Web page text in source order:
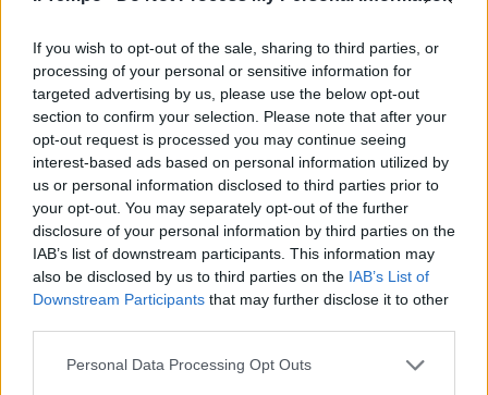
If you wish to opt-out of the sale, sharing to third parties, or
processing of your personal or sensitive information for
targeted advertising by us, please use the below opt-out
section to confirm your selection. Please note that after your
opt-out request is processed you may continue seeing
interest-based ads based on personal information utilized by
us or personal information disclosed to third parties prior to
your opt-out. You may separately opt-out of the further
disclosure of your personal information by third parties on the
IAB’s list of downstream participants. This information may
also be disclosed by us to third parties on the IAB’s List of
Downstream Participants that may further disclose it to other
Personal Data Processing Opt Outs
quattro province più piccole,
Rieti, Frosinone, Latina e Viterbo
31/03/2010
Stella Azzurra Sfida play off con
Rieti
24/01/2010
stata impegnata ieri su 61